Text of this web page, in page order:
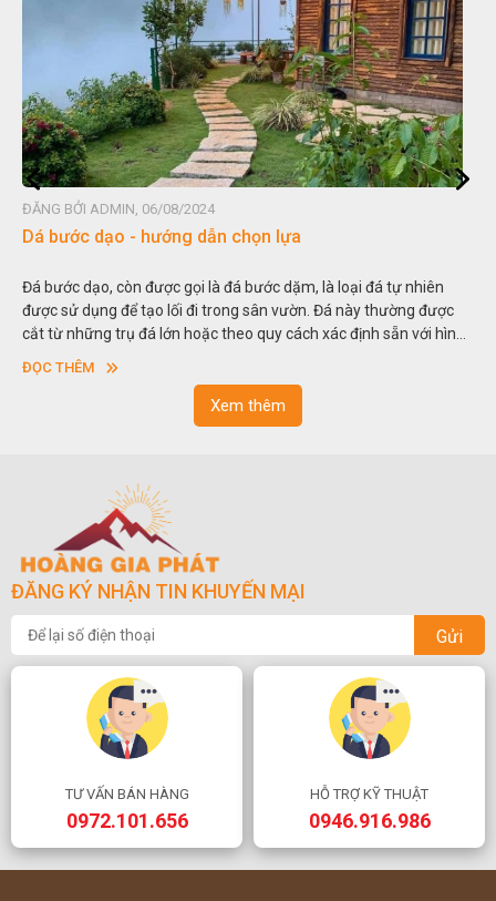
ĐĂNG BỞI ADMIN, 06/08/2024
Dá bước dạo - hướng dẫn chọn lựa
Đá bước dạo, còn được gọi là đá bước dặm, là loại đá tự nhiên
được sử dụng để tạo lối đi trong sân vườn. Đá này thường được
cắt từ những trụ đá lớn hoặc theo quy cách xác định sẵn với hình
vuông hoặc hình chữ nhật và có độ dày khác nhau.
ĐỌC THÊM
Xem thêm
ĐĂNG KÝ NHẬN TIN KHUYẾN MẠI
Gửi
TƯ VẤN BÁN HÀNG
0972.101.656
HỖ TRỢ KỸ THUẬT
0946.916.986